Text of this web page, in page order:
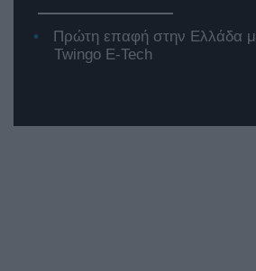
Πρώτη επαφή στην Ελλάδα
Twingo E-Tech